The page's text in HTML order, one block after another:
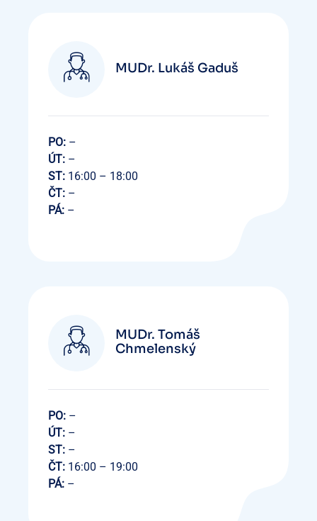
MUDr. Lukáš Gaduš
PO: –
ÚT: –
ST: 16:00 – 18:00
ČT: –
PÁ: –
MUDr. Tomáš
Chmelenský
PO: –
ÚT: –
ST: –
ČT: 16:00 – 19:00
PÁ: –